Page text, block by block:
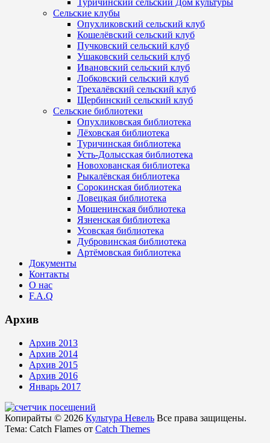
Туричинский сельский Дом культуры
Сельские клубы
Опухликовский сельский клуб
Кошелёвский сельский клуб
Пучковский сельский клуб
Ушаковский сельский клуб
Ивановский сельский клуб
Лобковский сельский клуб
Трехалёвский сельский клуб
Щербинский сельский клуб
Сельские библиотеки
Опухликовская библиотека
Лёховская библиотека
Туричинская библиотека
Усть-Долысская библиотека
Новохованская библиотека
Рыкалёвская библиотека
Сорокинская библиотека
Ловецкая библиотека
Мошенинская библиотека
Язненская библиотека
Усовская библиотека
Дубровинская библиотека
Артёмовская библиотека
Документы
Контакты
О нас
F.A.Q
Архив
Архив 2013
Архив 2014
Архив 2015
Архив 2016
Январь 2017
Копирайты © 2026 Культура Невель Все права защищены.
Тема: Catch Flames от Catch Themes